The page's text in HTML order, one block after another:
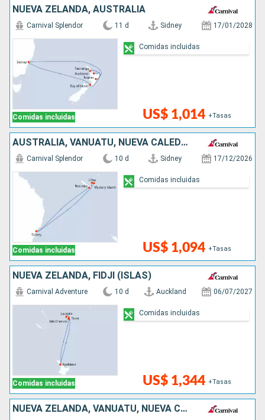
NUEVA ZELANDA, AUSTRALIA
Comidas incluidas
Carnival Splendor 11 d Sidney 17/01/2028
US$ 1,014 +Tasas
Comidas incluidas
AUSTRALIA, VANUATU, NUEVA CALEDONIA
Comidas incluidas
Carnival Splendor 10 d Sidney 17/12/2026
US$ 1,094 +Tasas
Comidas incluidas
NUEVA ZELANDA, FIDJI (ISLAS)
Comidas incluidas
Carnival Adventure 10 d Auckland 06/07/2027
US$ 1,344 +Tasas
Comidas incluidas
NUEVA ZELANDA, VANUATU, NUEVA CALEDONIA